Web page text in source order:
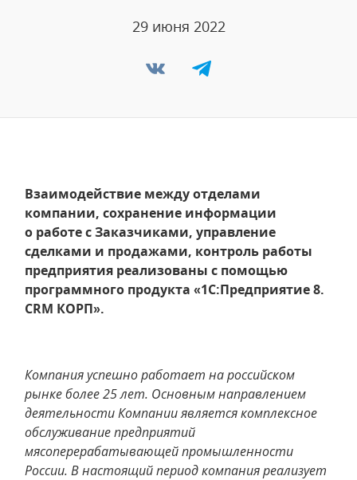
29 июня 2022
Взаимодействие между отделами
компании, сохранение информации
о работе с Заказчиками, управление
сделками и продажами, контроль работы
предприятия реализованы с помощью
программного продукта «1С:Предприятие 8.
CRM КОРП».
Компания успешно работает на российском
рынке более 25 лет. Основным направлением
деятельности Компании является комплексное
обслуживание предприятий
мясоперерабатывающей промышленности
России. В настоящий период компания реализует